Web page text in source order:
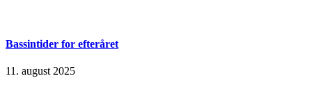
Bassintider for efteråret
11. august 2025